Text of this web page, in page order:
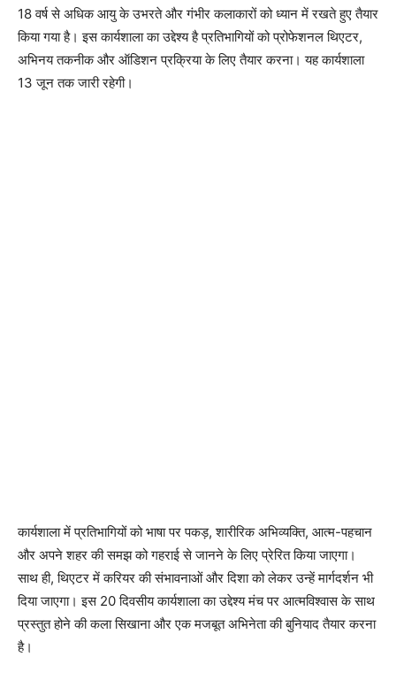
18 वर्ष से अधिक आयु के उभरते और गंभीर कलाकारों को ध्यान में रखते हुए तैयार
किया गया है। इस कार्यशाला का उद्देश्य है प्रतिभागियों को प्रोफेशनल थिएटर,
अभिनय तकनीक और ऑडिशन प्रक्रिया के लिए तैयार करना। यह कार्यशाला
13 जून तक जारी रहेगी।
कार्यशाला में प्रतिभागियों को भाषा पर पकड़, शारीरिक अभिव्यक्ति, आत्म-पहचान
और अपने शहर की समझ को गहराई से जानने के लिए प्रेरित किया जाएगा।
साथ ही, थिएटर में करियर की संभावनाओं और दिशा को लेकर उन्हें मार्गदर्शन भी
दिया जाएगा। इस 20 दिवसीय कार्यशाला का उद्देश्य मंच पर आत्मविश्वास के साथ
प्रस्तुत होने की कला सिखाना और एक मजबूत अभिनेता की बुनियाद तैयार करना
है।